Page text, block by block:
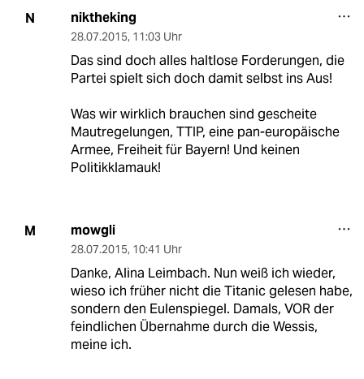
N niktheking
28.07.2015, 11:03 Uhr
Das sind doch alles haltlose Forderungen, die
Partei spielt sich doch damit selbst ins Aus!
Was wir wirklich brauchen sind gescheite
Mautregelungen, TTIP, eine pan-europäische
Armee, Freiheit für Bayern! Und keinen
Politikklamauk!
M mowgli
28.07.2015, 10:41 Uhr
Danke, Alina Leimbach. Nun weiß ich wieder,
wieso ich früher nicht die Titanic gelesen habe,
sondern den Eulenspiegel. Damals, VOR der
feindlichen Übernahme durch die Wessis,
meine ich.